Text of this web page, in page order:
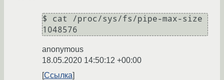
$ cat /proc/sys/fs/pipe-max-size
anonymous
18.05.2020 14:50:12 +00:00
Ссылка